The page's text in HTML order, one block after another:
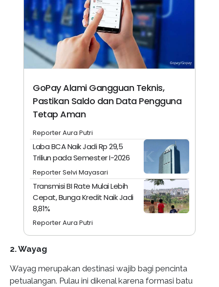
GoPay Alami Gangguan Teknis,
Pastikan Saldo dan Data Pengguna
Tetap Aman
Reporter Aura Putri
Laba BCA Naik Jadi Rp 29,5
Triliun pada Semester I-2026
Reporter Selvi Mayasari
Transmisi BI Rate Mulai Lebih
Cepat, Bunga Kredit Naik Jadi
8,81%
Reporter Aura Putri
2. Wayag
Wayag merupakan destinasi wajib bagi pencinta
petualangan. Pulau ini dikenal karena formasi batu